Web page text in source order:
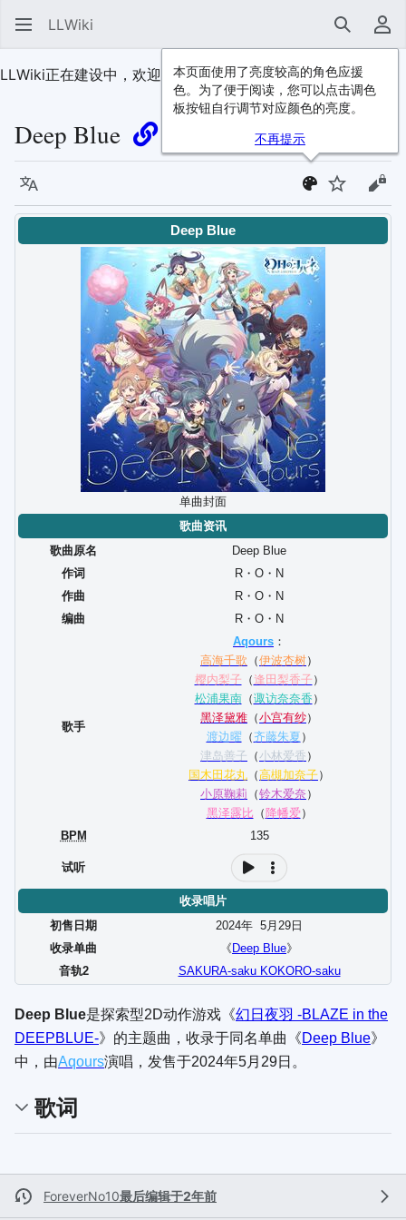
LLWiki 搜索 用
LLWiki正在建设中，欢迎 加入我们！
Deep Blue
语言 监视 查
Deep Blue
单曲封面
歌曲资讯
歌曲原名
Deep Blue
作词
R・O・N
作曲
R・O・N
编曲
R・O・N
歌手
Aqours ：
高海千歌 （伊波杏树）
樱内梨子 （逢田梨香子 ）
松浦果南（诹访奈奈香 ）
黑泽黛雅 （小宫有纱）
渡边曜 （齐藤朱夏 ）
津岛善子 （ 小林爱香 ）
国木田花丸 （高槻加奈子）
小原鞠莉 （铃木爱奈 ）
黑泽露比（ 降幡爱）
BPM
135
试听
收录唱片
初售日期
2024年 5月 29 日
收录单曲
《 Deep Blue》
音轨2
SAKURA-saku KOKORO-saku
Deep Blue是探索型2D动作游戏《幻日夜羽 -BLAZE in the
DEEPBLUE-》的主题曲，收录于同名单曲《Deep Blue》
中，由Aqours演唱，发售于2024年5月29日。
歌词
ForeverNo10最后编辑于2年前
本页面使用了亮度较高的角色应援
色。为了便于阅读，您可以点击调色
板按钮自行调节对应颜色的亮度。
不再提示